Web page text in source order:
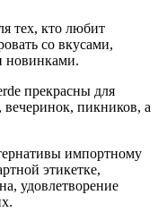
тех, кто любит
со вкусами,
новинками.
прекрасны для
пикников, а
импортному
этикетке,
удовлетворение